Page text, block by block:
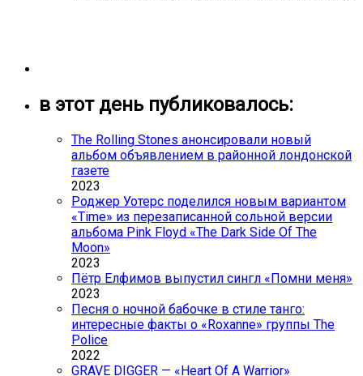
в этот день публиковалось:
The Rolling Stones анонсировали новый
альбом объявлением в районной лондонской
газете
2023
Роджер Уотерс поделился новым вариантом
«Time» из перезаписанной сольной версии
альбома Pink Floyd «The Dark Side Of The
Moon»
2023
Пётр Елфимов выпустил сингл «Помни меня»
2023
Песня о ночной бабочке в стиле танго:
интересные факты о «Roxanne» группы The
Police
2022
GRAVE DIGGER — «Heart Of A Warrior»